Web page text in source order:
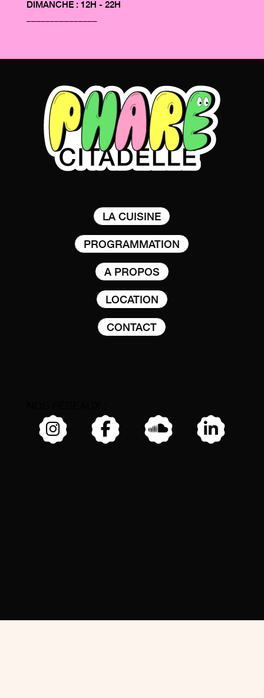
DIMANCHE : 12H - 22H
LA CUISINE
PROGRAMMATION
A PROPOS
LOCATION
CONTACT